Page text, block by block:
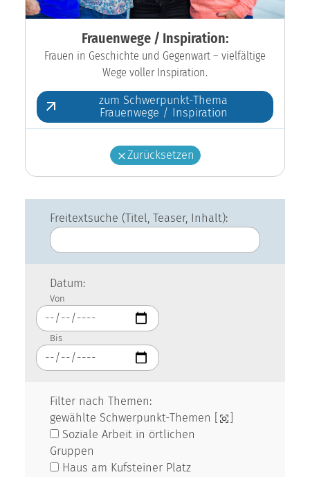
Frauenwege / Inspiration:
Frauen in Geschichte und Gegenwart – vielfältige
Wege voller Inspiration.
zum Schwerpunkt-Thema
Frauenwege / Inspiration
Zurücksetzen
Freitextsuche (Titel, Teaser, Inhalt):
Datum:
Von
Bis
Filter nach Themen:
gewählte Schwerpunkt-Themen [
Soziale Arbeit in örtlichen
Gruppen
Haus am Kufsteiner Platz